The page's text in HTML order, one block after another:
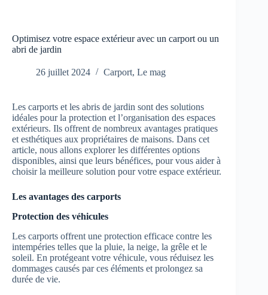
Optimisez votre espace extérieur avec un carport ou un
abri de jardin
26 juillet 2024 Carport, Le mag
Les carports et les abris de jardin sont des solutions
idéales pour la protection et l’organisation des espaces
extérieurs. Ils offrent de nombreux avantages pratiques
et esthétiques aux propriétaires de maisons. Dans cet
article, nous allons explorer les différentes options
disponibles, ainsi que leurs bénéfices, pour vous aider à
choisir la meilleure solution pour votre espace extérieur.
Les avantages des carports
Protection des véhicules
Les carports offrent une protection efficace contre les
intempéries telles que la pluie, la neige, la grêle et le
soleil. En protégeant votre véhicule, vous réduisez les
dommages causés par ces éléments et prolongez sa
durée de vie.